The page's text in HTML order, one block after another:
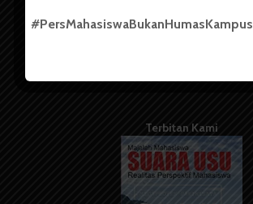
Kode Etik Jurnalistik
Terbitan Kami
#PersMahasiswaBukanHumasKampus